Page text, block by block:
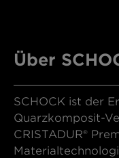
Über
SCHOCK ist der
Quarzkomposit-
CRISTADUR®